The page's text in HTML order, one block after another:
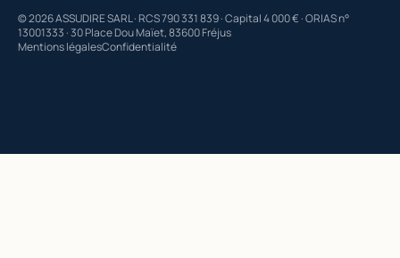
© 2026 ASSUDIRE SARL · RCS 790 331 839 · Capital 4 000 € · ORIAS n°
13001333 · 30 Place Dou Maïet, 83600 Fréjus
Mentions légalesConfidentialité